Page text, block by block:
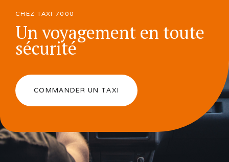
CHEZ TAXI 7000
Un voyagement en toute
sécurité
COMMANDER UN TAXI